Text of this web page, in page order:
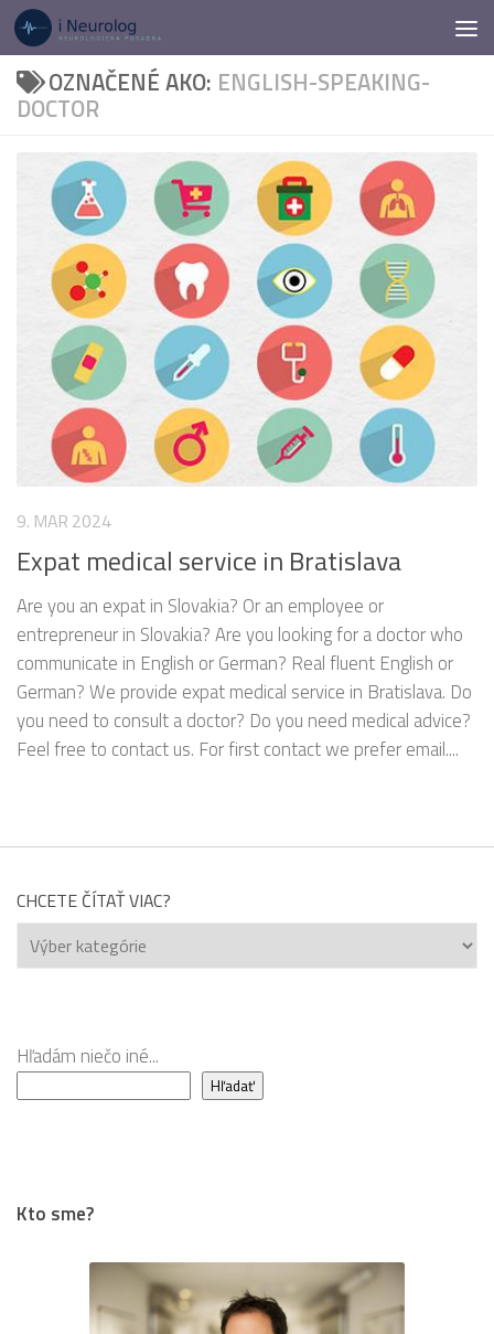
Preskočiť na obsah
OZNAČENÉ AKO: ENGLISH-SPEAKING-
DOCTOR
9. MAR 2024
Expat medical service in Bratislava
Are you an expat in Slovakia? Or an employee or
entrepreneur in Slovakia? Are you looking for a doctor who
communicate in English or German? Real fluent English or
German? We provide expat medical service in Bratislava. Do
you need to consult a doctor? Do you need medical advice?
Feel free to contact us. For first contact we prefer email....
CHCETE ČÍTAŤ VIAC?
Chcete
čítať
Hľadám niečo iné...
Hľadať
Kto sme?